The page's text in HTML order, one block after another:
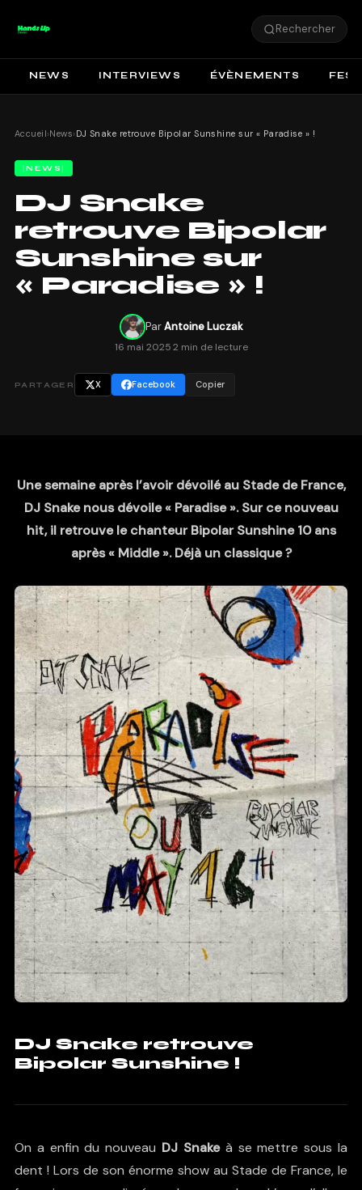
Rechercher
NEWS INTERVIEWS ÉVÈNEMENTS
Accueil›News› DJ Snake retrouve Bipolar Sunshine sur « Paradise » !
NEWS
DJ Snake
retrouve Bipolar
Sunshine sur
« Paradise » !
ParAntoine Luczak
16 mai 20252 min de lecture
PARTAGER X Facebook Copier
Une semaine après l’avoir dévoilé au Stade de France,
DJ Snake nous dévoile « Paradise ». Sur ce nouveau
hit, il retrouve le chanteur Bipolar Sunshine 10 ans
après « Middle ». Déjà un classique ?
DJ Snake retrouve
Bipolar Sunshine !
On a enfin du nouveau DJ Snakeà se mettre sous la
dent ! Lors de son énorme show au Stade de France, le